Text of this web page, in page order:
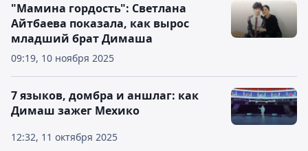
09:19, 10 ноября 2025
"Мамина гордость": Светлана
Айтбаева показала, как вырос
младший брат Димаша
12:32, 11 октября 2025
7 языков, домбра и аншлаг: как
Димаш зажег Мехико